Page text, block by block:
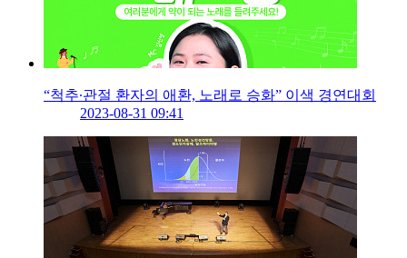
“척추∙관절 환자의 애환, 노래로 승화” 이색 경연대회
2023-08-31 09:41